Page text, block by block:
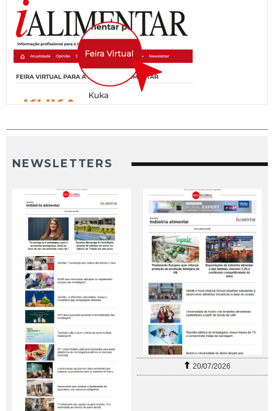
NEWSLETTERS
20/07/2026